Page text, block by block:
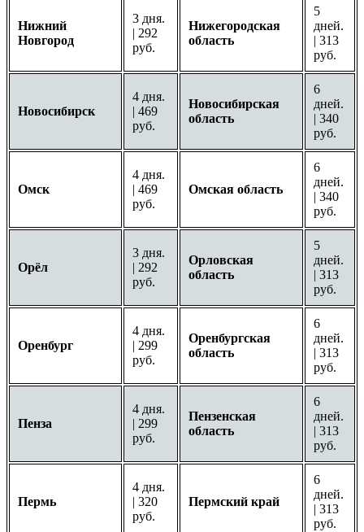
Нижний
Новгород
3 дня.
| 292
руб.
Нижегородская
область
5
дней.
| 313
руб.
Новосибирск
4 дня.
| 469
руб.
Новосибирская
область
6
дней.
| 340
руб.
Омск
4 дня.
| 469
руб.
Омская область
6
дней.
| 340
руб.
Орёл
3 дня.
| 292
руб.
Орловская
область
5
дней.
| 313
руб.
Оренбург
4 дня.
| 299
руб.
Оренбургская
область
6
дней.
| 313
руб.
Пенза
4 дня.
| 299
руб.
Пензенская
область
6
дней.
| 313
руб.
Пермь
4 дня.
| 320
руб.
Пермский край
6
дней.
| 313
руб.